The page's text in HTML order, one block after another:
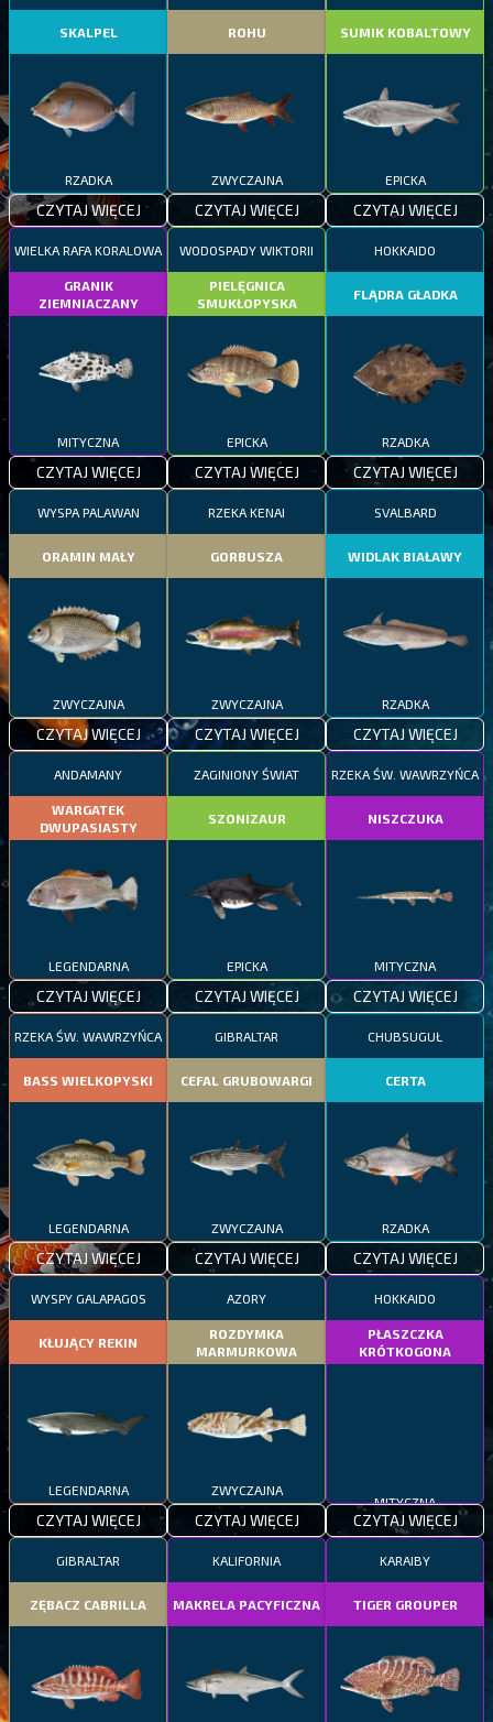
SKALPEL
RZADKA
CZYTAJ WIĘCEJ
ROHU
ZWYCZAJNA
CZYTAJ WIĘCEJ
SUMIK KOBALTOWY
EPICKA
CZYTAJ WIĘCEJ
WIELKA RAFA KORALOWA
GRANIK
ZIEMNIACZANY
MITYCZNA
CZYTAJ WIĘCEJ
WODOSPADY WIKTORII
PIELĘGNICA
SMUKŁOPYSKA
EPICKA
CZYTAJ WIĘCEJ
HOKKAIDO
FLĄDRA GŁADKA
RZADKA
CZYTAJ WIĘCEJ
WYSPA PALAWAN
ORAMIN MAŁY
ZWYCZAJNA
CZYTAJ WIĘCEJ
RZEKA KENAI
GORBUSZA
ZWYCZAJNA
CZYTAJ WIĘCEJ
SVALBARD
WIDLAK BIAŁAWY
RZADKA
CZYTAJ WIĘCEJ
ANDAMANY
WARGATEK
DWUPASIASTY
LEGENDARNA
CZYTAJ WIĘCEJ
ZAGINIONY ŚWIAT
SZONIZAUR
EPICKA
CZYTAJ WIĘCEJ
RZEKA ŚW. WAWRZYŃCA
NISZCZUKA
MITYCZNA
CZYTAJ WIĘCEJ
RZEKA ŚW. WAWRZYŃCA
BASS WIELKOPYSKI
LEGENDARNA
CZYTAJ WIĘCEJ
GIBRALTAR
CEFAL GRUBOWARGI
ZWYCZAJNA
CZYTAJ WIĘCEJ
CHUBSUGUŁ
CERTA
RZADKA
CZYTAJ WIĘCEJ
WYSPY GALAPAGOS
KŁUJĄCY REKIN
LEGENDARNA
CZYTAJ WIĘCEJ
AZORY
ROZDYMKA
MARMURKOWA
ZWYCZAJNA
CZYTAJ WIĘCEJ
HOKKAIDO
PŁASZCZKA
KRÓTKOGONA
CZYTAJ WIĘCEJ
GIBRALTAR
ZĘBACZ CABRILLA
KALIFORNIA
MAKRELA PACYFICZNA
KARAIBY
TIGER GROUPER